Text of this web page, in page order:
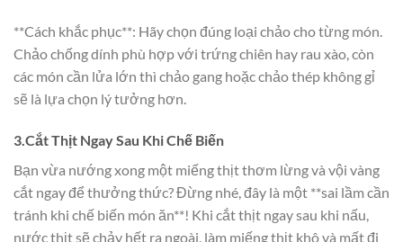
**Cách khắc phục**: Hãy chọn đúng loại chảo cho từng món.
Chảo chống dính phù hợp với trứng chiên hay rau xào, còn
các món cần lửa lớn thì chảo gang hoặc chảo thép không gỉ
sẽ là lựa chọn lý tưởng hơn.
3.Cắt Thịt Ngay Sau Khi Chế Biến
Bạn vừa nướng xong một miếng thịt thơm lừng và vội vàng
cắt ngay để thưởng thức? Đừng nhé, đây là một **sai lầm cần
tránh khi chế biến món ăn**! Khi cắt thịt ngay sau khi nấu,
nước thịt sẽ chảy hết ra ngoài, làm miếng thịt khô và mất đi